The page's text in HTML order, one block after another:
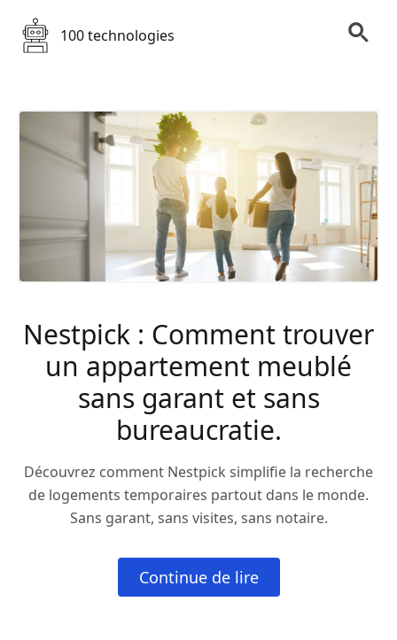
100 technologies
Nestpick : Comment trouver
un appartement meublé
sans garant et sans
bureaucratie.
Découvrez comment Nestpick simplifie la recherche
de logements temporaires partout dans le monde.
Sans garant, sans visites, sans notaire.
Continue de lire